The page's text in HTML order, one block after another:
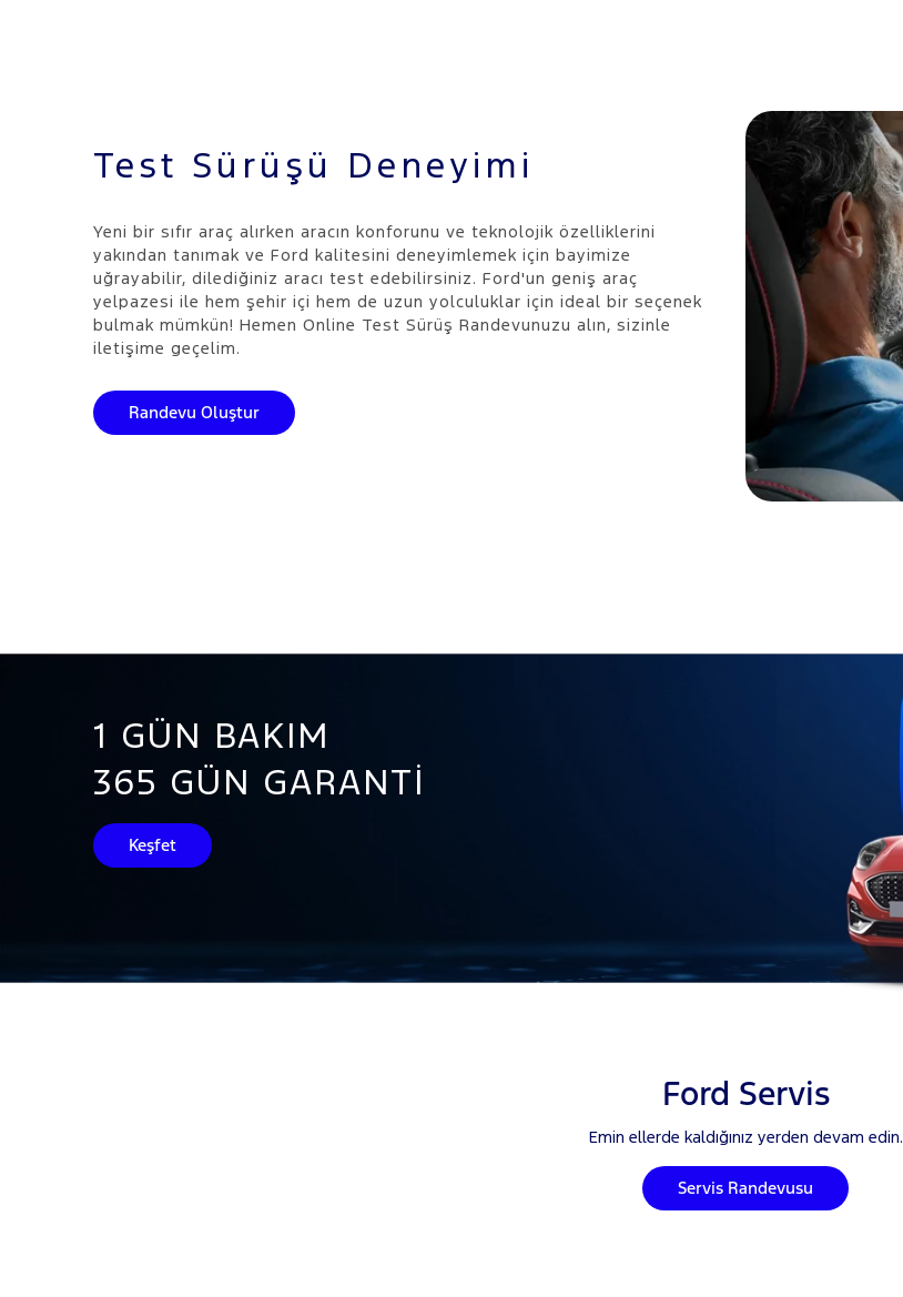
Test Sürüşü Deneyimi
Yeni bir sıfır araç alırken aracın konforunu ve teknolojik özelliklerini
yakından tanımak ve Ford kalitesini deneyimlemek için bayimize
uğrayabilir, dilediğiniz aracı test edebilirsiniz. Ford'un geniş araç
yelpazesi ile hem şehir içi hem de uzun yolculuklar için ideal bir seçenek
bulmak mümkün! Hemen Online Test Sürüş Randevunuzu alın, sizinle
iletişime geçelim.
Randevu Oluştur
1 GÜN BAKIM
365 GÜN GARANTI
Keşfet
Ford Servis
Emin ellerde kaldığınız yerden devam edin.
Servis Randevusu